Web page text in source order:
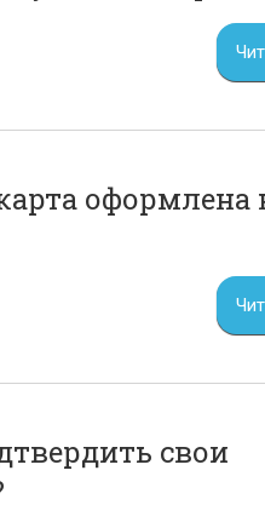
оформлена
свои